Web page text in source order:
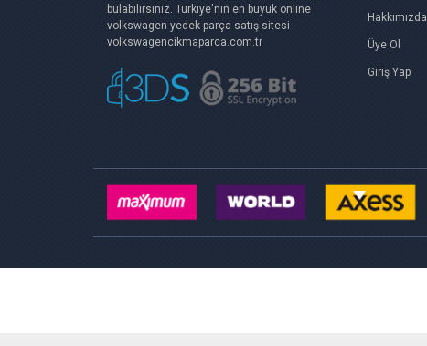
bulabilirsiniz. Türkiye'nin en büyük online
volkswagen yedek parça satış sitesi
volkswagencikmaparca.com.tr
Hakkımızda
Üye Ol
Giriş Yap